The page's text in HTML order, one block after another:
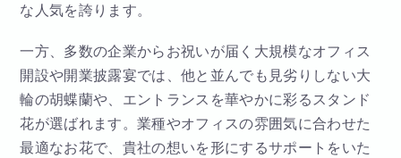
な人気を誇ります。
一方、多数の企業からお祝いが届く大規模なオフィス
開設や開業披露宴では、他と並んでも見劣りしない大
輪の胡蝶蘭や、エントランスを華やかに彩るスタンド
花が選ばれます。業種やオフィスの雰囲気に合わせた
最適なお花で、貴社の想いを形にするサポートをいた